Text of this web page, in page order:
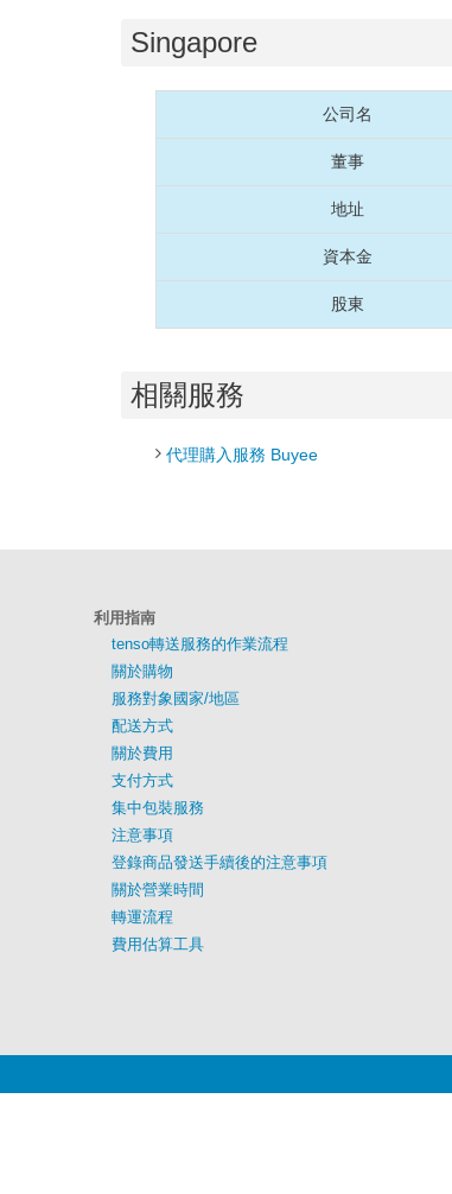
Singapore
公司名
董事
地址
資本金
股東
相關服務
代理購入服務 Buyee
利用指南
tenso轉送服務的作業流程
關於購物
服務對象國家/地區
配送方式
關於費用
支付方式
集中包裝服務
注意事項
登錄商品發送手續後的注意事項
關於營業時間
轉運流程
費用估算工具